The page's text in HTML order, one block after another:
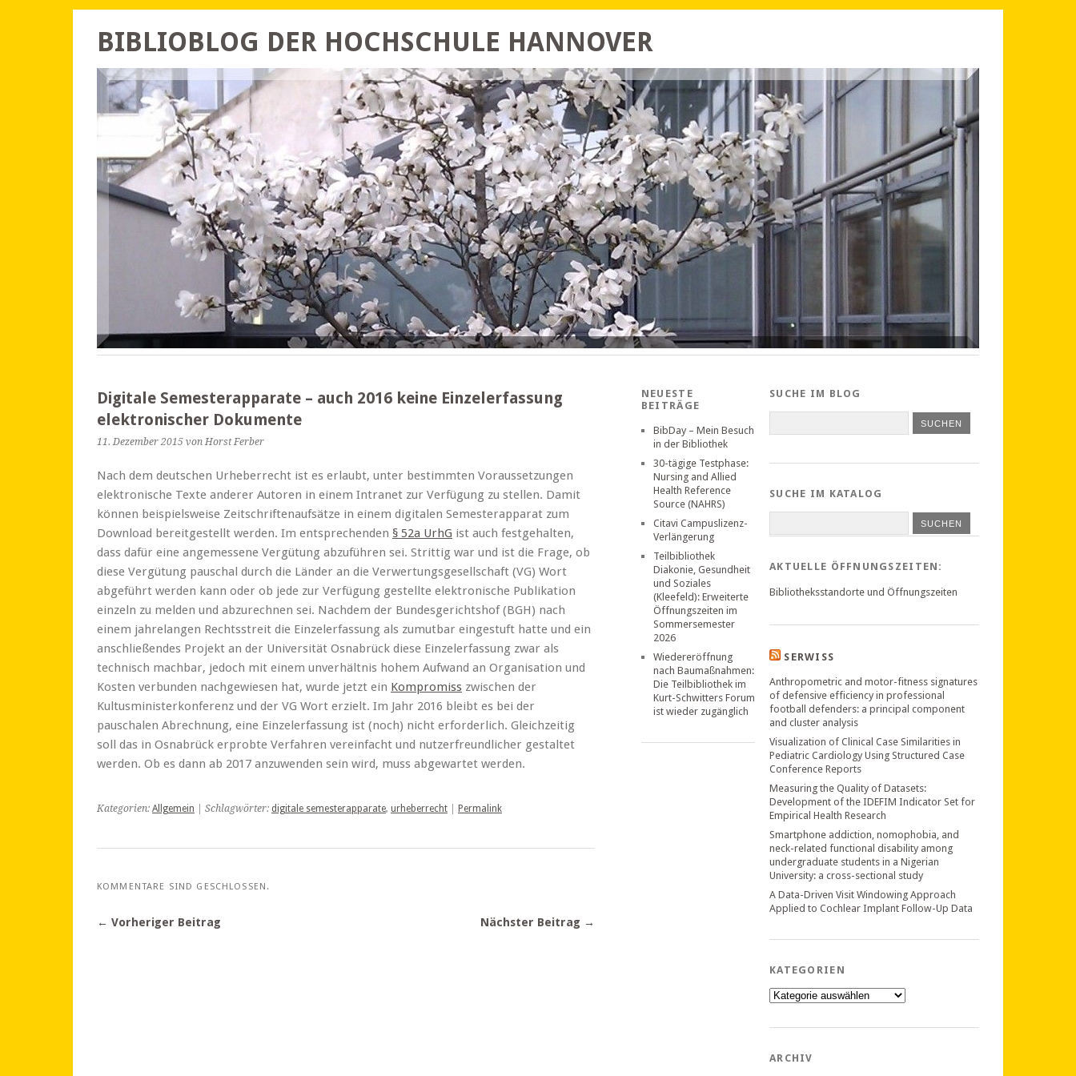
BIBLIOBLOG DER HOCHSCHULE HANNOVER
Digitale Semesterapparate – auch 2016 keine Einzelerfassung
elektronischer Dokumente
11. Dezember 2015 von Horst Ferber
Nach dem deutschen Urheberrecht ist es erlaubt, unter bestimmten Voraussetzungen
elektronische Texte anderer Autoren in einem Intranet zur Verfügung zu stellen. Damit
können beispielsweise Zeitschriftenaufsätze in einem digitalen Semesterapparat zum
Download bereitgestellt werden. Im entsprechenden § 52a UrhG ist auch festgehalten,
dass dafür eine angemessene Vergütung abzuführen sei. Strittig war und ist die Frage, ob
diese Vergütung pauschal durch die Länder an die Verwertungsgesellschaft (VG) Wort
abgeführt werden kann oder ob jede zur Verfügung gestellte elektronische Publikation
einzeln zu melden und abzurechnen sei. Nachdem der Bundesgerichtshof (BGH) nach
einem jahrelangen Rechtsstreit die Einzelerfassung als zumutbar eingestuft hatte und ein
anschließendes Projekt an der Universität Osnabrück diese Einzelerfassung zwar als
technisch machbar, jedoch mit einem unverhältnis hohem Aufwand an Organisation und
Kosten verbunden nachgewiesen hat, wurde jetzt ein Kompromiss zwischen der
Kultusministerkonferenz und der VG Wort erzielt. Im Jahr 2016 bleibt es bei der
pauschalen Abrechnung, eine Einzelerfassung ist (noch) nicht erforderlich. Gleichzeitig
soll das in Osnabrück erprobte Verfahren vereinfacht und nutzerfreundlicher gestaltet
werden. Ob es dann ab 2017 anzuwenden sein wird, muss abgewartet werden.
Kategorien: Allgemein | Schlagwörter: digitale semesterapparate, urheberrecht Permalink
KOMMENTARE SIND GESCHLOSSEN.
← Vorheriger Beitrag Nächster Beitrag →
NEUESTE
BEITRÄGE
BibDay – Mein Besuch
in der Bibliothek
30-tägige Testphase:
Nursing and Allied
Health Reference
Source (NAHRS)
Citavi Campuslizenz-
Verlängerung
Teilbibliothek
Diakonie, Gesundheit
und Soziales
(Kleefeld): Erweiterte
Öffnungszeiten im
Sommersemester
2026
Wiedereröffnung
nach Baumaßnahmen:
Die Teilbibliothek im
Kurt-Schwitters Forum
ist wieder zugänglich
SUCHE IM BLOG
SUCHE IM KATALOG
SUCHEN
AKTUELLE ÖFFNUNGSZEITEN:
Bibliotheksstandorte und Öffnungszeiten
SERWISS
Anthropometric and motor-fitness signatures
of defensive efficiency in professional
football defenders: a principal component
and cluster analysis
Visualization of Clinical Case Similarities in
Pediatric Cardiology Using Structured Case
Conference Reports
Measuring the Quality of Datasets:
Development of the IDEFIM Indicator Set for
Empirical Health Research
Smartphone addiction, nomophobia, and
neck-related functional disability among
undergraduate students in a Nigerian
University: a cross-sectional study
A Data-Driven Visit Windowing Approach
Applied to Cochlear Implant Follow-Up Data
KATEGORIEN
Kategorien
ARCHIV